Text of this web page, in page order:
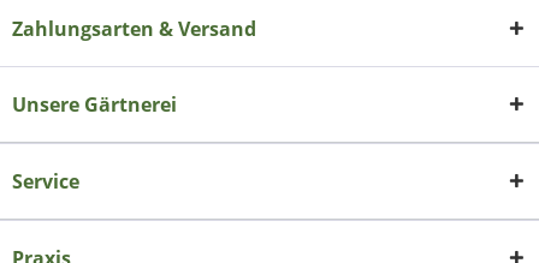
Zahlungsarten & Versand
Unsere Gärtnerei
Service